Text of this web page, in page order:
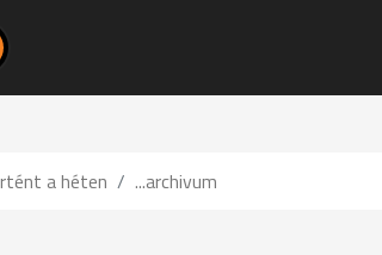
a héten ...archivum